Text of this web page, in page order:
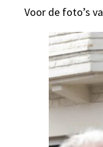
Voor de foto’s